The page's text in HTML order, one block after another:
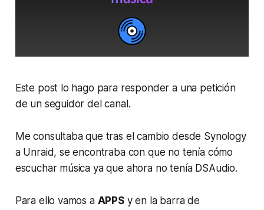
Este post lo hago para responder a una petición
de un seguidor del canal.
Me consultaba que tras el cambio desde Synology
a Unraid, se encontraba con que no tenía cómo
escuchar música ya que ahora no tenía DSAudio.
Para ello vamos a APPSy en la barra de